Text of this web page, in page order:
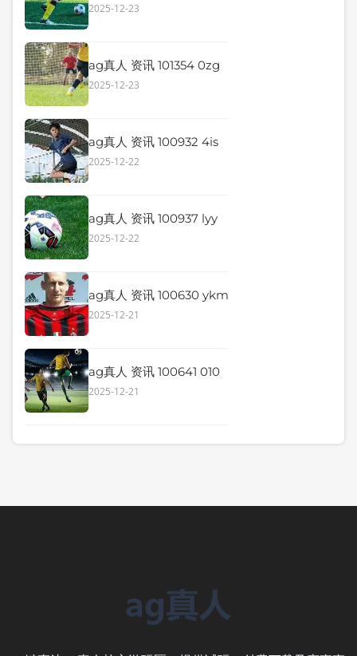
2025-12-23
ag真人 资讯 101354 0zg
2025-12-23
ag真人 资讯 100932 4is
2025-12-22
ag真人 资讯 100937 lyy
2025-12-22
ag真人 资讯 100630 ykm
2025-12-21
ag真人 资讯 100641 010
2025-12-21